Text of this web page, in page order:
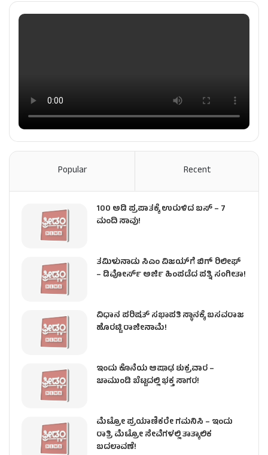
Popular Recent
100 ಅಡಿ ಪ್ರಪಾತಕ್ಕೆ ಉರುಳಿದ ಬಸ್‌ – 7
ಮಂದಿ ಸಾವು!
ತಮಿಳುನಾಡು ಸಿಎಂ ವಿಜಯ್‌ಗೆ ಬಿಗ್ ರಿಲೀಫ್
– ಡಿವೋರ್ಸ್ ಅರ್ಜಿ ಹಿಂಪಡೆದ ಪತ್ನಿ ಸಂಗೀತಾ!
ವಿಧಾನ ಪರಿಷತ್ ಸಭಾಪತಿ ಸ್ಥಾನಕ್ಕೆ ಬಸವರಾಜ
ಹೊರಟ್ಟಿ ರಾಜೀನಾಮೆ!
ಇಂದು ಕೊನೆಯ ಆಷಾಢ ಶುಕ್ರವಾರ –
ಚಾಮುಂಡಿ ಬೆಟ್ಟದಲ್ಲಿ ಭಕ್ತ ಸಾಗರ!
ಮೆಟ್ರೋ ಪ್ರಯಾಣಿಕರೇ ಗಮನಿಸಿ – ಇಂದು
ರಾತ್ರಿ ಮೆಟ್ರೋ ಸೇವೆಗಳಲ್ಲಿ ತಾತ್ಕಾಲಿಕ
ಬದಲಾವಣೆ!